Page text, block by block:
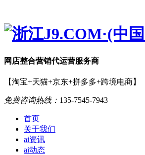
网店整合营销代运营服务商
【淘宝+天猫+京东+拼多多+跨境电商】
免费咨询热线： 135-7545-7943
首页
关于我们
ai资讯
ai动态